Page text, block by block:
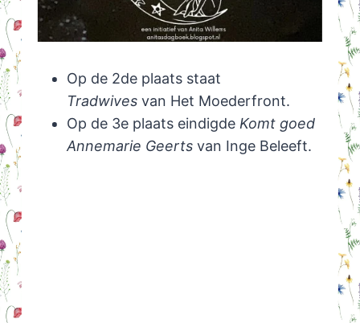
Op de 2de plaats staat
Tradwivesvan Het Moederfront.
Op de 3e plaats eindigde Komt goed
Annemarie Geerts van Inge Beleeft.